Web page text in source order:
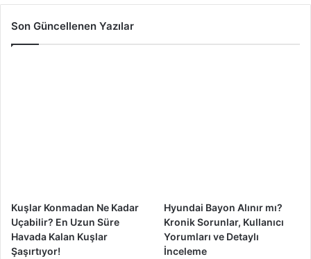
c
e
T
t
T
Son Güncellenen Yazılar
Kuşlar Konmadan Ne Kadar
Uçabilir? En Uzun Süre
Havada Kalan Kuşlar
Şaşırtıyor!
Hyundai Bayon Alınır mı?
Kronik Sorunlar, Kullanıcı
Yorumları ve Detaylı
İnceleme